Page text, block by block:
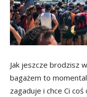
Jak jeszcze brodzisz
bagażem to
zagaduje i chce Ci